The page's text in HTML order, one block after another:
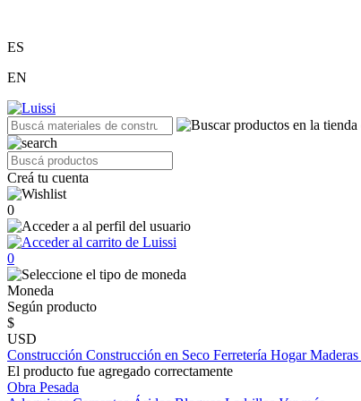
ES
EN
Creá tu cuenta
0
0
Moneda
Según producto
$
USD
Construcción Construcción en Seco Ferretería HogarMaderas
El producto fue agregado correctamente
Obra Pesada